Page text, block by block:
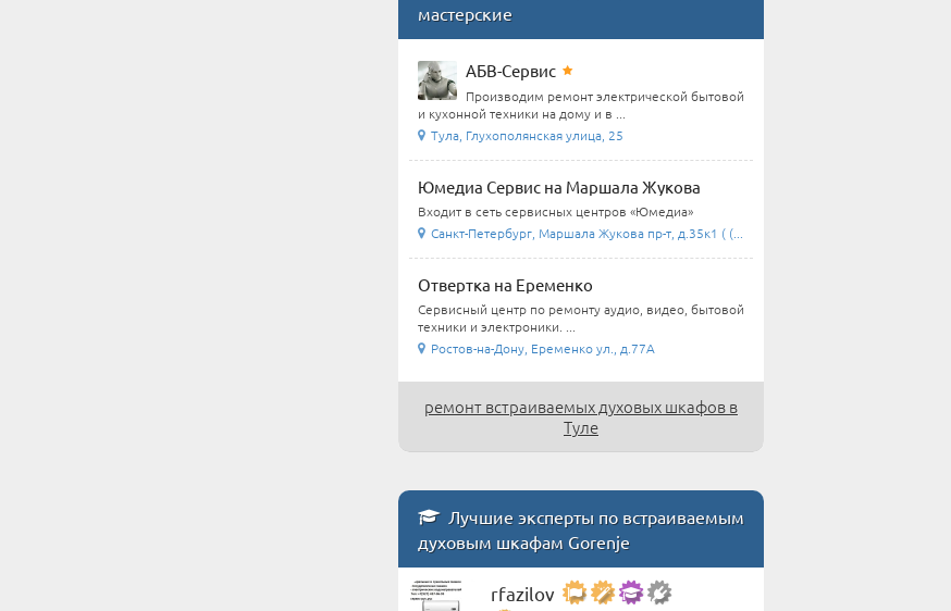
мастерские
АБВ-Сервис
Производим ремонт электрической бытовой
и кухонной техники на дому и в ...
Тула, Глухополянская улица, 25
Юмедиа Сервис на Маршала Жукова
Входит в сеть сервисных центров «Юмедиа»
Санкт-Петербург, Маршала Жукова пр-т, д.35к1 ( (...
Отвертка на Еременко
Сервисный центр по ремонту аудио, видео, бытовой
техники и электроники. ...
Ростов-на-Дону, Еременко ул., д.77А
ремонт встраиваемых духовых шкафов в
Туле
Лучшие эксперты по встраиваемым
духовым шкафам Gorenje
rfazilov